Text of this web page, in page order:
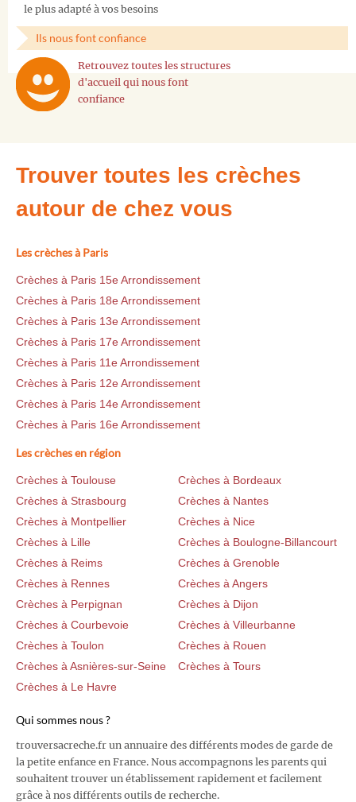
le plus adapté à vos besoins
Ils nous font confiance
Retrouvez toutes les structures
d'accueil qui nous font
confiance
Trouver toutes les crèches
autour de chez vous
Les crèches à Paris
Crèches à Paris 15e Arrondissement
Crèches à Paris 18e Arrondissement
Crèches à Paris 13e Arrondissement
Crèches à Paris 17e Arrondissement
Crèches à Paris 11e Arrondissement
Crèches à Paris 12e Arrondissement
Crèches à Paris 14e Arrondissement
Crèches à Paris 16e Arrondissement
Les crèches en région
Crèches à Toulouse
Crèches à Bordeaux
Crèches à Strasbourg
Crèches à Nantes
Crèches à Montpellier
Crèches à Nice
Crèches à Lille
Crèches à Boulogne-Billancourt
Crèches à Reims
Crèches à Grenoble
Crèches à Rennes
Crèches à Angers
Crèches à Perpignan
Crèches à Dijon
Crèches à Courbevoie
Crèches à Villeurbanne
Crèches à Toulon
Crèches à Rouen
Crèches à Asnières-sur-Seine
Crèches à Tours
Crèches à Le Havre
Qui sommes nous ?
trouversacreche.fr un annuaire des différents modes de garde de
la petite enfance en France. Nous accompagnons les parents qui
souhaitent trouver un établissement rapidement et facilement
grâce à nos différents outils de recherche.